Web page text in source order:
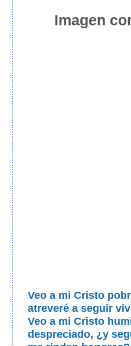
Imagen
Veo a mi Cristo
atreveré a seguir
Veo a mi Cristo
despreciado, ¿y